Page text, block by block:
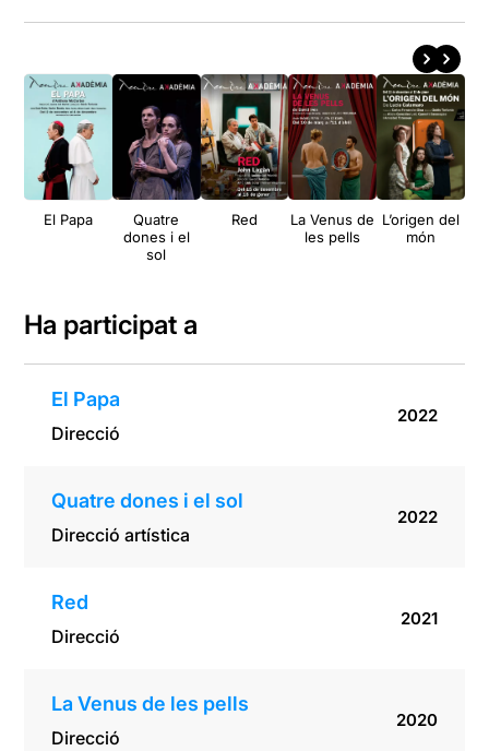
El Papa
Quatre
dones i el
sol
Red
La Venus de
les pells
L’origen del
món
Ha participat a
El Papa
Direcció
2022
Quatre dones i el sol
Direcció artística
2022
Red
Direcció
2021
La Venus de les pells
Direcció
2020